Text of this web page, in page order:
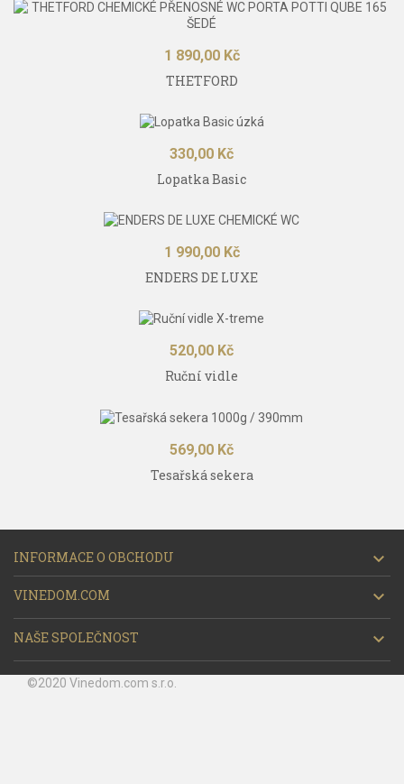
Cena
1 890,00 Kč
THETFORD
Cena
330,00 Kč
Lopatka Basic
Cena
1 990,00 Kč
ENDERS DE LUXE
Cena
520,00 Kč
Ruční vidle
Cena
569,00 Kč
Tesařská sekera
INFORMACE O OBCHODU 
VINEDOM.COM 
NAŠE SPOLEČNOST 
©2020 Vinedom.com s.r.o.